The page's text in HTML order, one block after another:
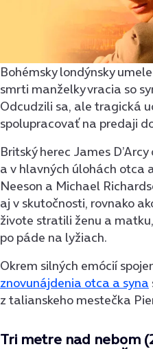
Bohémsky londýnsky
smrti manželky vracia so
Odcudzili sa, ale tragická
spolupracovať na predaji
Britský herec James
a v hlavných úlohách otca
Neeson a Michael
aj v skutočnosti, rovnako
živote stratili ženu a
po páde na lyžiach.
Okrem silných emócií
znovunájdenia otca a syna
z talianskeho mestečka
Tri metre nad nebom